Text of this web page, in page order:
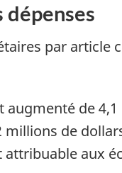
par article
de
de
aux